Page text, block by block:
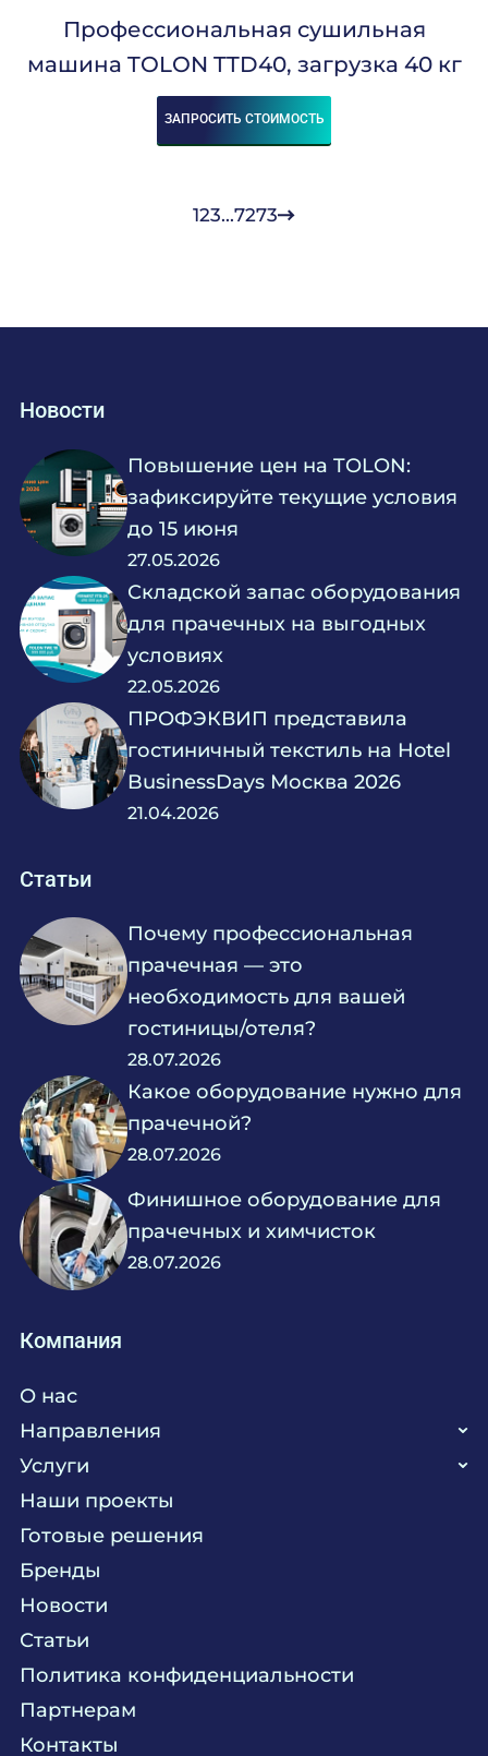
Профессиональная сушильная
машина TOLON TTD40, загрузка 40 кг
ЗАПРОСИТЬ СТОИМОСТЬ
123...7273
Новости
Повышение цен на TOLON:
зафиксируйте текущие условия
до 15 июня
27.05.2026
Складской запас оборудования
для прачечных на выгодных
условиях
22.05.2026
ПРОФЭКВИП представила
гостиничный текстиль на Hotel
BusinessDays Москва 2026
21.04.2026
Статьи
Почему профессиональная
прачечная — это
необходимость для вашей
гостиницы/отеля?
28.07.2026
Какое оборудование нужно для
прачечной?
28.07.2026
Финишное оборудование для
прачечных и химчисток
28.07.2026
Компания
О нас
Направления
Кухня
Прачечная
Текстиль
Химия
Мебель
Комплексное оснащение
Услуги
Поставка аксессуаров и запасных частей
Сервисное обслуживание
Консалтинг
Технологическое проектирование
Продажа оборудования
Монтажные и пусконаладочные работы
Наши проекты
Готовые решения
Бренды
Новости
Статьи
Политика конфиденциальности
Партнерам
Контакты